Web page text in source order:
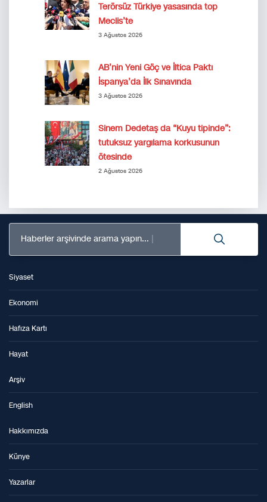
Terörsüz Türkiye yasasında top
Meclis’te
3 Ağustos 2026
AB’nin Yeni Göç ve İltica Paktı
İspanya’da İlk Sınavında
3 Ağustos 2026
Sinem Dedetaş da “Kuyu tipinde”:
tutuksuz yargılama korkusunun
ötesinde
2 Ağustos 2026
Haberler arşivinde arama yapın...
Siyaset
Ekonomi
Hafıza Kartı
Hayat
Arşiv
English
Hakkımızda
Künye
Yazarlar